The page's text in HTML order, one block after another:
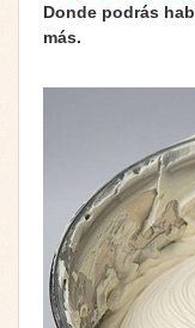
Donde podrás
más.